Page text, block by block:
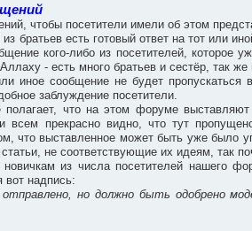
чтобы посетители имели об этом
братьев есть готовый ответ на тот или
кого-либо из посетителей,
- есть много братьев и сестёр, так
иное сообщение не будет
заблуждение посетители.
полагает, что на этом форуме
всем прекрасно видно, что тут
что выставленное может быть уже было
статьи, не соответствующие их идеям, так
из числа посетителей нашего
вот надпись:
но должно быть одобрено